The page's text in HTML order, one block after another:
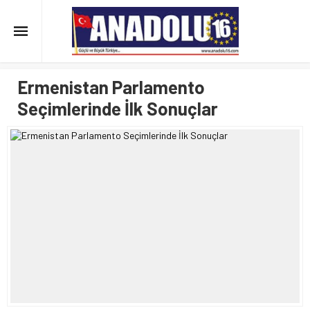
Ermenistan Parlamento
Seçimlerinde İlk Sonuçlar